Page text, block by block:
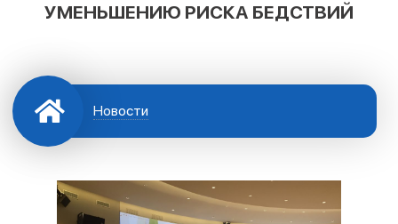
УМЕНЬШЕНИЮ РИСКА БЕДСТВИЙ
Новости